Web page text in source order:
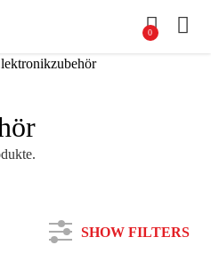
0
SHOW FILTERS